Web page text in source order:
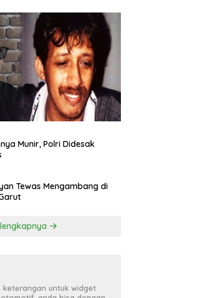
Munir, Polri Didesak
Tewas Mengambang di
keterangan untuk widget